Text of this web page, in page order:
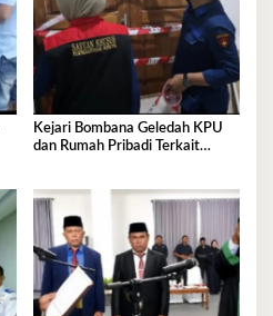
Kejari Bombana Geledah KPU
dan Rumah Pribadi Terkait